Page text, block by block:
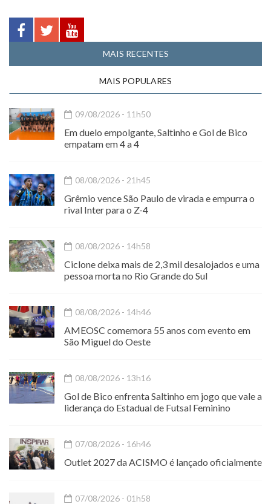
MAIS RECENTES
MAIS POPULARES
09/08/2026 - 11h50
Em duelo empolgante, Saltinho e Gol de Bico
empatam em 4 a 4
08/08/2026 - 21h45
Grêmio vence São Paulo de virada e empurra o
rival Inter para o Z-4
08/08/2026 - 14h58
Ciclone deixa mais de 2,3 mil desalojados e uma
pessoa morta no Rio Grande do Sul
08/08/2026 - 14h46
AMEOSC comemora 55 anos com evento em
São Miguel do Oeste
08/08/2026 - 13h16
Gol de Bico enfrenta Saltinho em jogo que vale a
liderança do Estadual de Futsal Feminino
07/08/2026 - 16h46
Outlet 2027 da ACISMO é lançado oficialmente
07/08/2026 - 01h58